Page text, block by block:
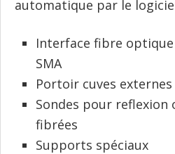
automatique par le
Interface fibre
SMA
Portoir cuves externes
Sondes pour reflexion
fibrées
Supports spéciaux